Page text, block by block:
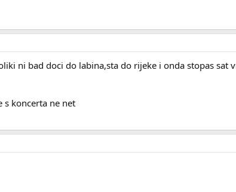
ni bad doci do labina,sta do rijeke i onda stopas sat
s koncerta ne net